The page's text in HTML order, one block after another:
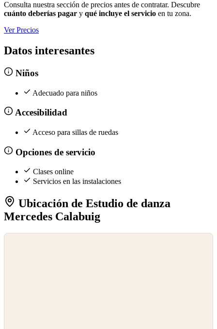
Consulta nuestra sección de precios antes de contratar. Descubre
cuánto deberías pagar y qué incluye el servicio en tu zona.
Ver Precios
Datos interesantes
Niños
Adecuado para niños
Accesibilidad
Acceso para sillas de ruedas
Opciones de servicio
Clases online
Servicios en las instalaciones
Ubicación de Estudio de danza
Mercedes Calabuig